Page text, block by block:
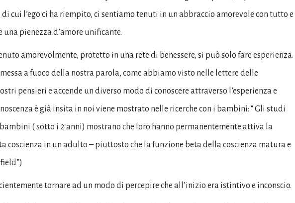
cui l’ego ci ha riempito, ci sentiamo tenuti in un abbraccio amorevole con tutto e
pienezza d’amore unificante.
amorevolmente, protetto in una rete di benessere, si può solo fare esperienza.
a fuoco della nostra parola, come abbiamo visto nelle lettere delle
pensieri e accende un diverso modo di conoscere attraverso l’esperienza e
è già insita in noi viene mostrato nelle ricerche con i bambini: “ Gli studi
( sotto i 2 anni) mostrano che loro hanno permanentemente attiva la
coscienza in un adulto – piuttosto che la funzione beta della coscienza matura e
tornare ad un modo di percepire che all’inizio era istintivo e inconscio.